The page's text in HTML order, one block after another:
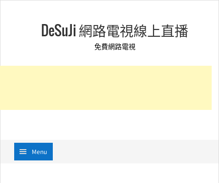
DeSuJi 網路電視線上直播
免費網路電視
Menu